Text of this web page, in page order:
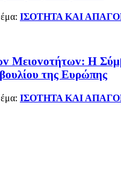
ΙΣΟΤΗΤΑ ΚΑΙ
Μειovoτήτωv: Η
της Ευρώπης
ΙΣΟΤΗΤΑ ΚΑΙ